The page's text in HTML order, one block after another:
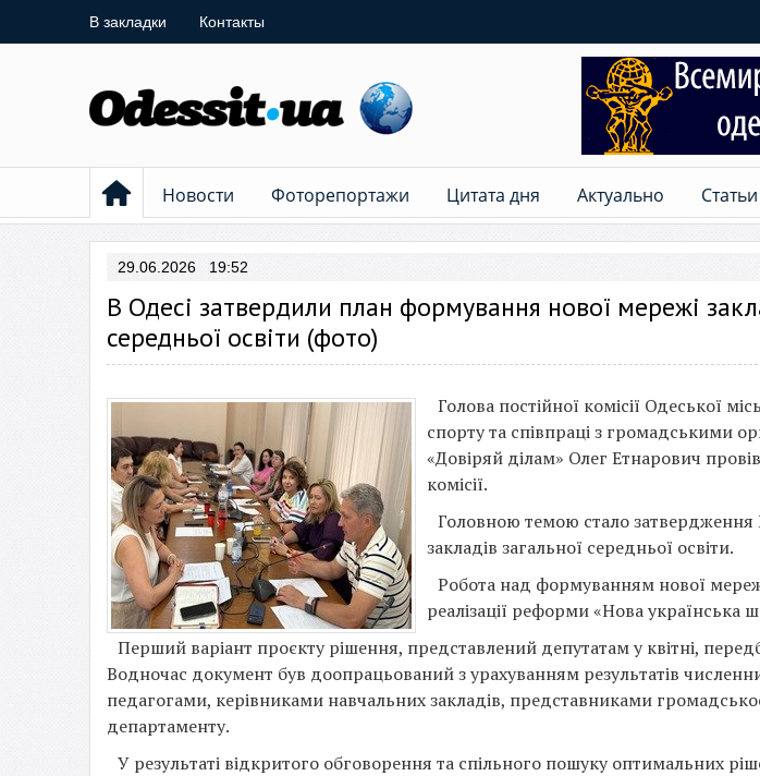
В закладки Контакты
Новости Фоторепортажи Цитата дня Актуально Статьи
29.06.2026 19:52
В Одесі затвердили план формування нової мережі
середньої освіти (фото)
Голова постійної комісії Одеської
спорту та співпраці з громадськими
«Довіряй ділам» Олег Етнарович
комісії.
Головною темою стало
закладів загальної середньої освіти.
Робота над формуванням нової
реалізації реформи «Нова українська
Перший варіант проєкту рішення, представлений депутатам у квітні,
Водночас документ був доопрацьований з урахуванням результатів
педагогами, керівниками навчальних закладів, представниками
департаменту.
У результаті відкритого обговорення та спільного пошуку оптимальних